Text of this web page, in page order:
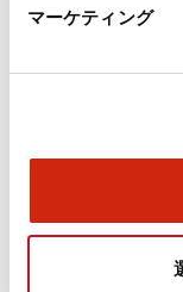
マーケティング
カタログ CAD
ARN形モノ
2025/08/28